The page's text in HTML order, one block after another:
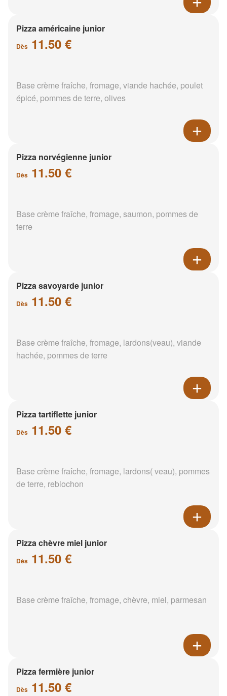
Pizza américaine junior
Dès 11.50 €
Base crème fraîche, fromage, viande hachée, poulet
épicé, pommes de terre, olives
Pizza norvégienne junior
Dès 11.50 €
Base crème fraîche, fromage, saumon, pommes de
terre
Pizza savoyarde junior
Dès 11.50 €
Base crème fraîche, fromage, lardons(veau), viande
hachée, pommes de terre
Pizza tartiflette junior
Dès 11.50 €
Base crème fraîche, fromage, lardons( veau), pommes
de terre, reblochon
Pizza chèvre miel junior
Dès 11.50 €
Base crème fraîche, fromage, chèvre, miel, parmesan
Pizza fermière junior
Dès 11.50 €